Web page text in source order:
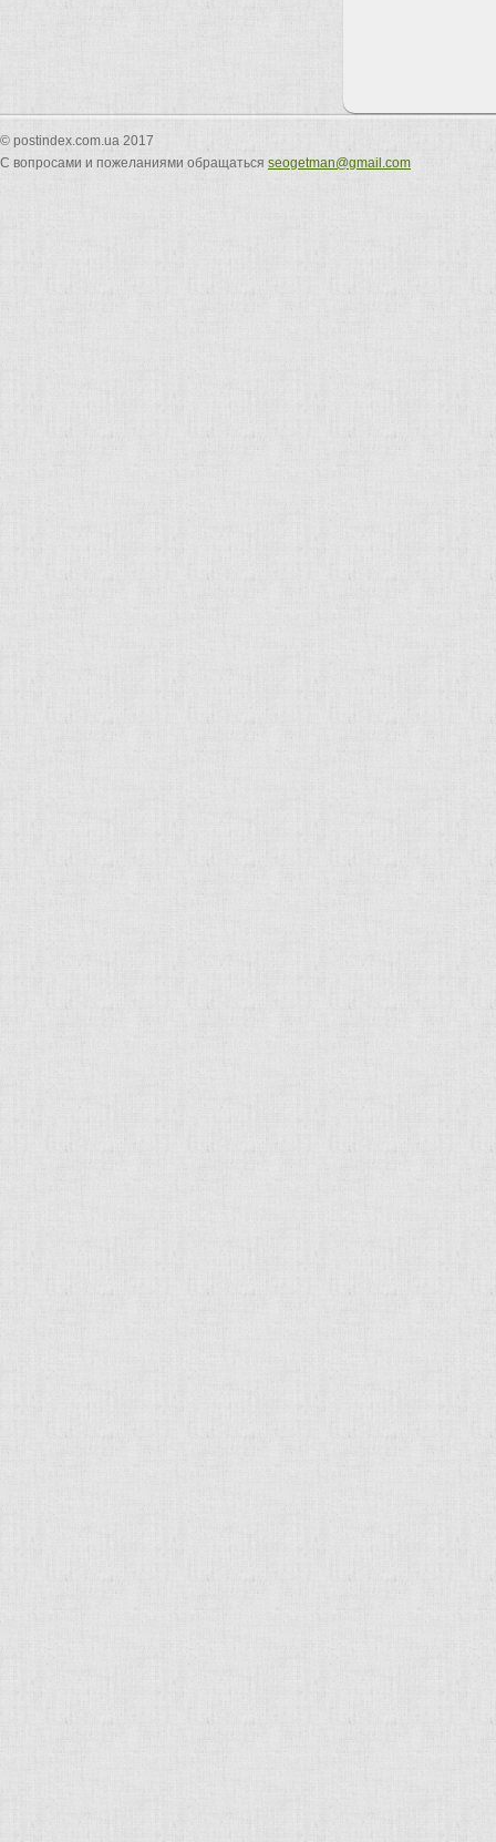
© postindex.com.ua 2017
С вопросами и пожеланиями обращаться seogetman@gmail.com